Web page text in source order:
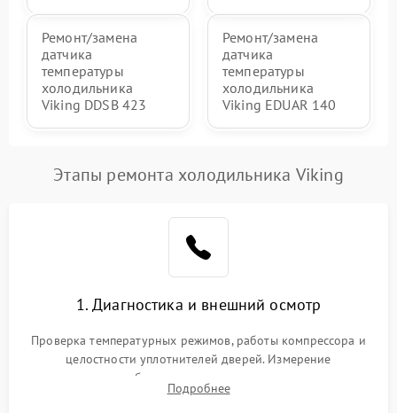
Ремонт/замена
датчика
температуры
холодильника
Viking DDSB 423
Ремонт/замена
датчика
температуры
холодильника
Viking EDUAR 140
Этапы ремонта холодильника Viking
1. Диагностика и внешний осмотр
Проверка температурных режимов, работы компрессора и
целостности уплотнителей дверей. Измерение
сопротивления обмоток мотора, проверка термостата и
считывание кодов ошибок с электронного дисплея.
Подробнее